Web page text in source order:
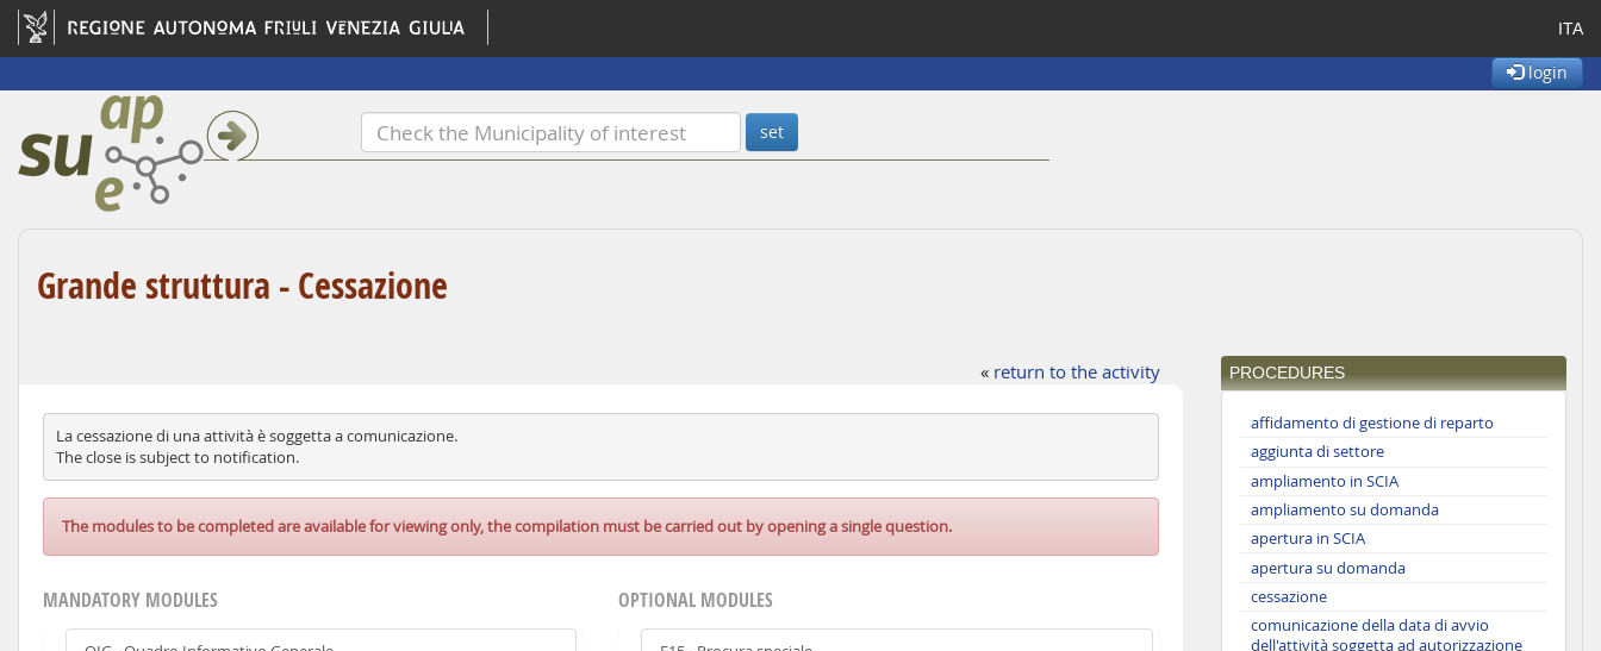
ITA
login
Grande struttura - Cessazione
« return to the activity
La cessazione di una attività è soggetta a comunicazione.
The close is subject to notification.
The modules to be completed are available for viewing only, the compilation must be carried out by opening a single question.
MANDATORY MODULES OPTIONAL MODULES
PROCEDURES
affidamento di gestione di reparto
aggiunta di settore
ampliamento in SCIA
ampliamento su domanda
apertura in SCIA
apertura su domanda
cessazione
comunicazione della data di avvio
dell'attività soggetta ad autorizzazione